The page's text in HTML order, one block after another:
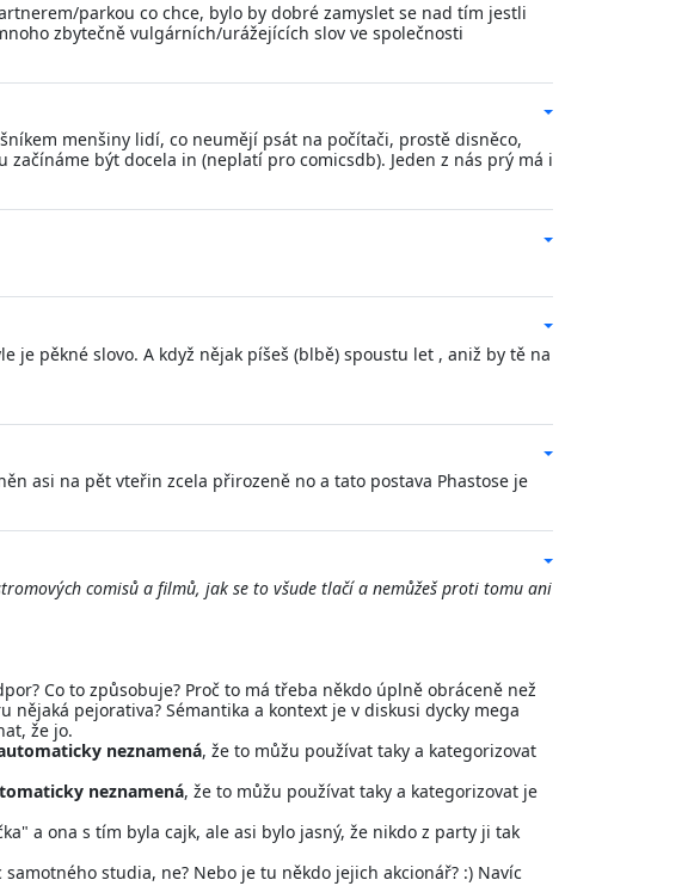
parkou co chce, bylo by dobré zamyslet se nad tím jestli
zbytečně vulgárních/urážejících slov ve společnosti
menšiny lidí, co neumějí psát na počítači, prostě disněco,
být docela in (neplatí pro comicsdb). Jeden z nás prý má i
pěkné slovo. A když nějak píšeš (blbě) spoustu let , aniž by tě na
asi na pět vteřin zcela přirozeně no a tato postava Phastose je
comisů a filmů, jak se to všude tlačí a nemůžeš proti tomu ani
Co to způsobuje? Proč to má třeba někdo úplně obráceně než
pejorativa? Sémantika a kontext je v diskusi dycky mega
že jo.
neznamená, že to můžu používat taky a kategorizovat
neznamená, že to můžu používat taky a kategorizovat je
a ona s tím byla cajk, ale asi bylo jasný, že nikdo z party ji tak
studia, ne? Nebo je tu někdo jejich akcionář? :) Navíc